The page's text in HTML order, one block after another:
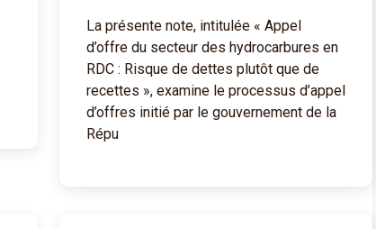
La présente note, intitulée « Appel
d’offre du secteur des hydrocarbures en
RDC : Risque de dettes plutôt que de
recettes », examine le processus d’appel
d’offres initié par le gouvernement de la
Répu